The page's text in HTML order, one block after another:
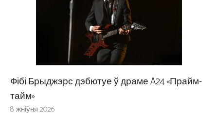
Фібі Брыджэрс дэбютуе ў драме A24 «Прайм-
тайм»
8 жніўня 2026